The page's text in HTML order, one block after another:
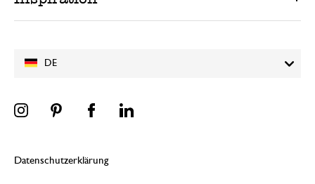
DE
Datenschutzerklärung